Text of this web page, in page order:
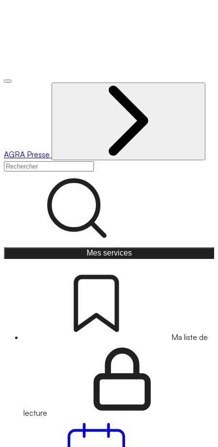
AGRA Presse
Mes services
Ma liste de
lecture